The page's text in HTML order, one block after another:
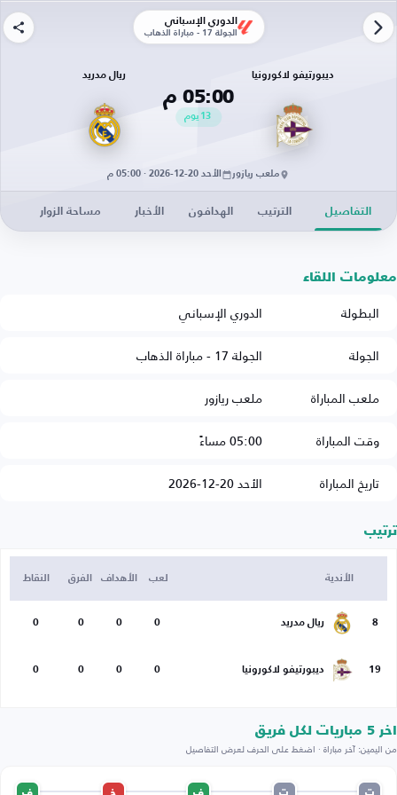
الدوري الإسباني
الجولة 17 - مباراة الذهاب
ديبورتيفو لاكورونيا
05:00 م
13 يوم
ريال مدريد
ملعب ريازور الأحد 20-12-2026 · 05:00 م
التفاصيل الترتيب الهدافون الأخبار مساحة الزوار
معلومات اللقاء
البطولة
الدوري الإسباني
الجولة
الجولة 17 - مباراة الذهاب
ملعب المباراة
ملعب ريازور
وقت المباراة
05:00 مساءً
تاريخ المباراة
الأحد 20-12-2026
ترتيب
الأندية لعب الأهداف الفرق النقاط
8 ريال مدريد 0
0
0
0
19 ديبورتيفو لاكورونيا 0
0
0
0
اخر 5 مباريات لكل فريق
من اليمين: آخر مباراة · اضغط على الحرف لعرض التفاصيل